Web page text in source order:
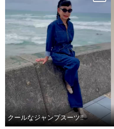
クールなジャンプスーツ‼️